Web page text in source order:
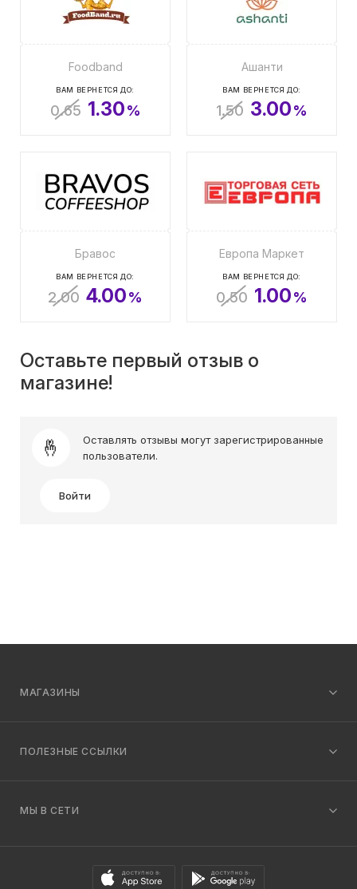
Foodband
ВАМ ВЕРНЕТСЯ ДО:
0.65 1.30%
Ашанти
ВАМ ВЕРНЕТСЯ ДО:
1.50 3.00%
Бравос
ВАМ ВЕРНЕТСЯ ДО:
2.00 4.00%
Европа Маркет
ВАМ ВЕРНЕТСЯ ДО:
0.50 1.00%
Оставьте первый отзыв о
магазине!
Оставлять отзывы могут зарегистрированные
пользователи.
Войти
МАГАЗИНЫ
ПОЛЕЗНЫЕ ССЫЛКИ
МЫ В СЕТИ